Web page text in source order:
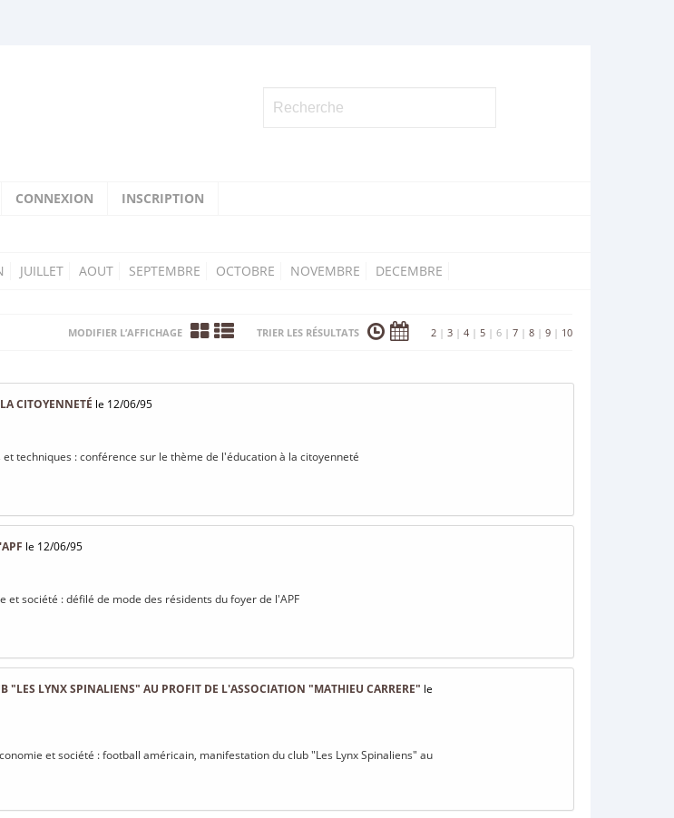
CONNEXION INSCRIPTION
JUILLET AOUT SEPTEMBRE OCTOBRE NOVEMBRE DECEMBRE
2 | 3 | 4 | 5 | 6 | 7 | 8 | 9 | 10
TRIER LES RÉSULTATS
MODIFIER L’AFFICHAGE
CITOYENNETÉ le 12/06/95
et techniques : conférence sur le thème de l'éducation à la citoyenneté
le 12/06/95
et société : défilé de mode des résidents du foyer de l'APF
"LES LYNX SPINALIENS" AU PROFIT DE L'ASSOCIATION "MATHIEU CARRERE" le
et société : football américain, manifestation du club "Les Lynx Spinaliens" au